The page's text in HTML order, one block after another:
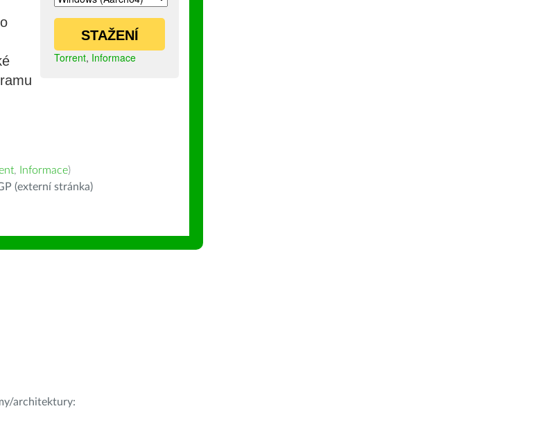
STAŽENÍ
Torrent, Informace
, Informace)
(externí stránka)
architektury: